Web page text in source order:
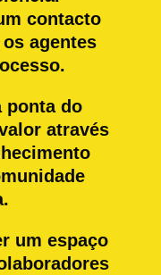
contacto
agentes
ponta do
através
um espaço